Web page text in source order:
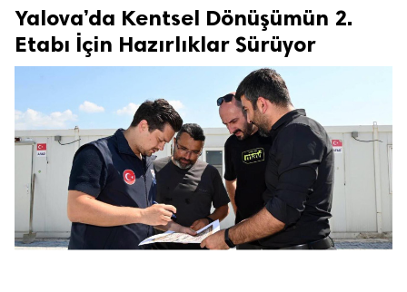
Yalova’da Kentsel Dönüşümün 2.
Etabı İçin Hazırlıklar Sürüyor